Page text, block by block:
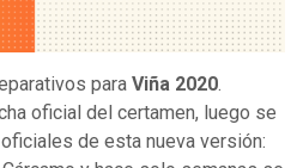
para Viña 2020.
oficial del certamen, luego se
de esta nueva versión: